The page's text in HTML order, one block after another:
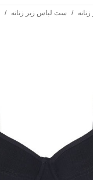
/ ست لباس زیر زنانه /